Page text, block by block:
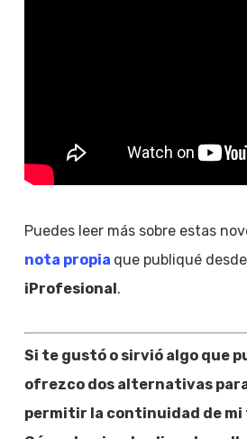
Puedes leer más sobre estas
nota propia que publiqué
iProfesional.
Si te gustó o sirvió algo que
ofrezco dos alternativas
permitir la continuidad de mi